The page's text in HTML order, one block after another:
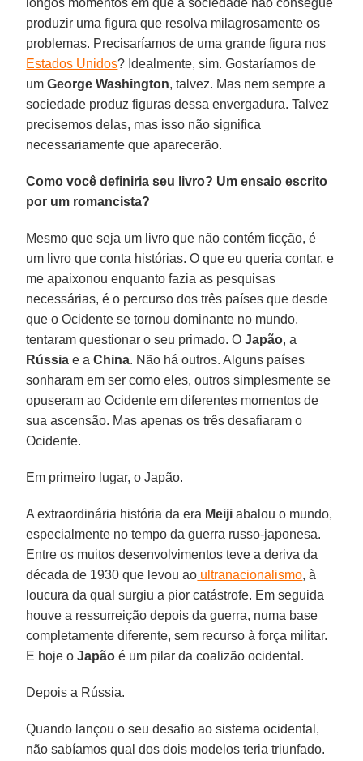
produzir uma figura que resolva milagrosamente os
problemas. Precisaríamos de uma grande figura nos
Estados Unidos? Idealmente, sim. Gostaríamos de
umGeorge Washington, talvez. Mas nem sempre a
sociedade produz figuras dessa envergadura. Talvez
precisemos delas, mas isso não significa
necessariamente que aparecerão.
Como você definiria seu livro? Um ensaio escrito
por um romancista?
Mesmo que seja um livro que não contém ficção, é
um livro que conta histórias. O que eu queria contar, e
me apaixonou enquanto fazia as pesquisas
necessárias, é o percurso dos três países que desde
que o Ocidente se tornou dominante no mundo,
tentaram questionar o seu primado. OJapão, a
Rússia e aChina. Não há outros. Alguns países
sonharam em ser como eles, outros simplesmente se
opuseram ao Ocidente em diferentes momentos de
sua ascensão. Mas apenas os três desafiaram o
Ocidente.
Em primeiro lugar, o Japão.
A extraordinária história da era Meiji abalou o mundo,
especialmente no tempo da guerra russo-japonesa.
Entre os muitos desenvolvimentos teve a deriva da
década de 1930 que levou ao ultranacionalismo, à
loucura da qual surgiu a pior catástrofe. Em seguida
houve a ressurreição depois da guerra, numa base
completamente diferente, sem recurso à força militar.
E hoje oJapão é um pilar da coalizão ocidental.
Depois a Rússia.
Quando lançou o seu desafio ao sistema ocidental,
não sabíamos qual dos dois modelos teria triunfado.